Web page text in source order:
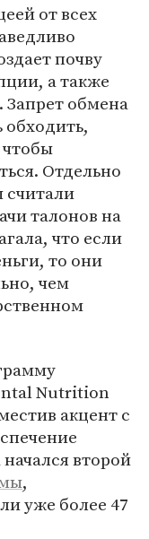
от всех
почву
а также
Запрет обмена
обходить,
Отдельно
считали
талонов на
что если
то они
чем
Nutrition
акцент с
второй
,
уже более 47